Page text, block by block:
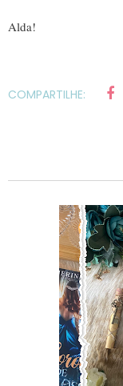
Alda!
COMPARTILHE: